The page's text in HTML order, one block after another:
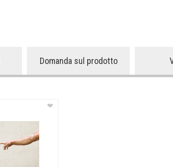
Domanda sul prodotto
❤